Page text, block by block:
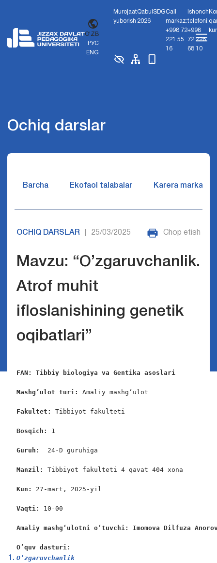
O'ZB
РУС
ENG
Murojaat
yuborish
Qabul
2026
SDGCall
markaz:
+998 72
221 55
16
Ishonch
telefoni:
+998
72 226
68 10
Ochiq darslar
Barcha Ekofaol talabalar Karera markazi
OCHIQ DARSLAR 25/03/2025 Chop etish
Mavzu: “O’zgaruvchanlik.
Atrof muhit
ifloslanishining genetik
oqibatlari”
FAN: Tibbiy biologiya va Gentika asoslari
Mashg’ulot turi: Amaliy mashg’ulot
Fakultet: Tibbiyot fakulteti
Bosqich: 1
Guruh: 24-D guruhiga
Manzil: Tibbiyot fakulteti 4 qavat 404 xona
Kun: 27-mart, 2025-yil
Vaqti: 10-00
Amaliy mashgʻulotni oʻtuvchi: Imomova Dilfuza
O’quv dasturi:
O’zgaruvchanlik